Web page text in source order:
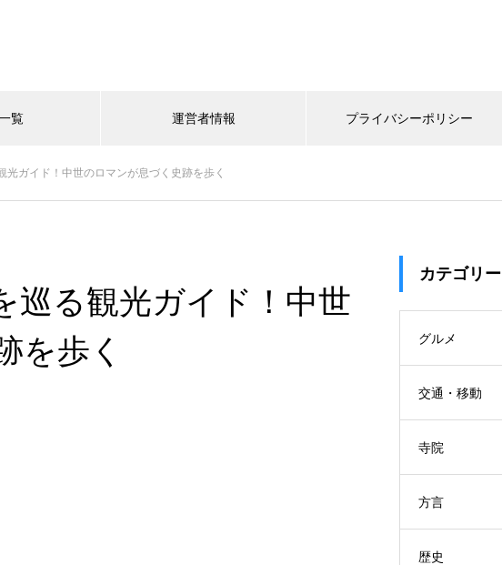
覧 運営者情報 プライバシーポリシー
光ガイド！中世のロマンが息づく史跡を歩く
巡る観光ガイド！中世
を歩く
カテゴリー
グルメ
交通・移動
寺院
方言
歴史